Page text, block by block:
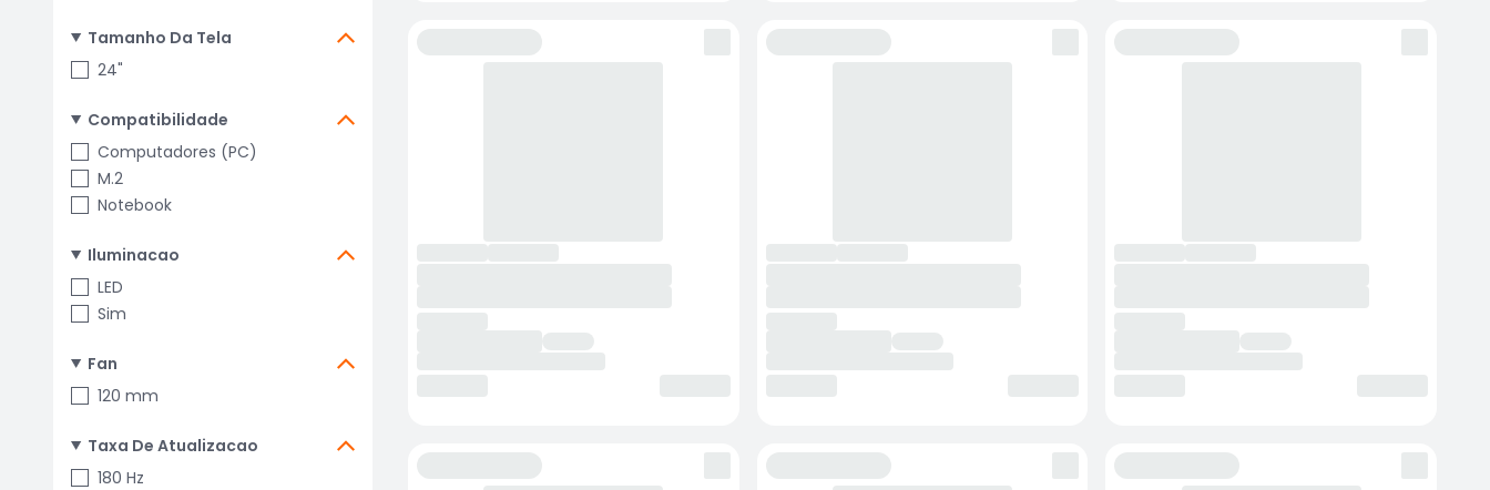
Tamanho Da Tela
24"
Compatibilidade
Computadores (PC)
M.2
Notebook
Iluminacao
LED
Sim
Fan
120 mm
Taxa De Atualizacao
180 Hz